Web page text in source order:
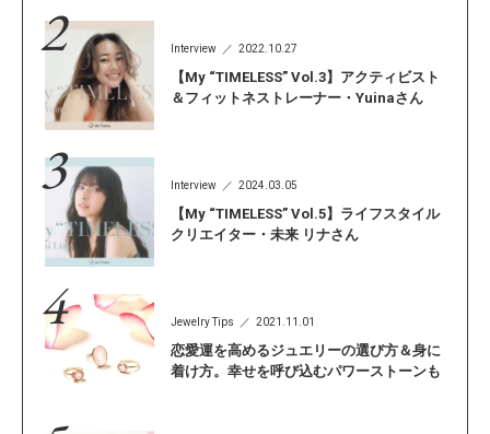
Interview 2022.10.27
【My “TIMELESS” Vol.3】アクティビスト
＆フィットネストレーナー・Yuinaさん
Interview 2024.03.05
【My “TIMELESS” Vol.5】ライフスタイル
クリエイター・未来 リナさん
Jewelry Tips 2021.11.01
恋愛運を高めるジュエリーの選び方＆身に
着け方。幸せを呼び込むパワーストーンも